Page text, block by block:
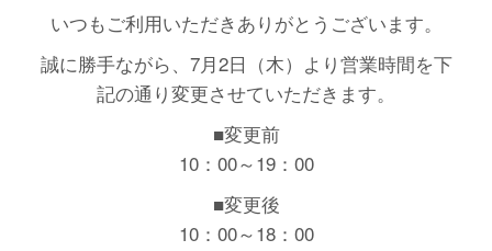
いつもご利用いただきありがとうございます。
誠に勝手ながら、7月2日（木）より営業時間を下
記の通り変更させていただきます。
■変更前
10：00～19：00
■変更後
10：00～18：00